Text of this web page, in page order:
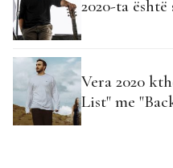
2020-ta
Vera 2020
List" me